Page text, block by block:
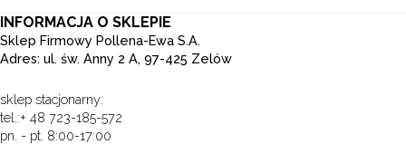
INFORMACJA O SKLEPIE
Sklep Firmowy Pollena-Ewa S.A.
Adres: ul. św. Anny 2 A, 97-425 Zelów
sklep stacjonarny:
tel.:+ 48 723-185-572
pn. - pt. 8:00-17:00